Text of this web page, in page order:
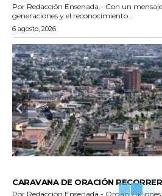
Por Redacción Ensenada.- Con un
generaciones y el reconocimiento...
6 agosto, 2026
CARAVANA DE ORACIÓN
Por Redacción Ensenada.- Organizaciones cristianas convocaron a una